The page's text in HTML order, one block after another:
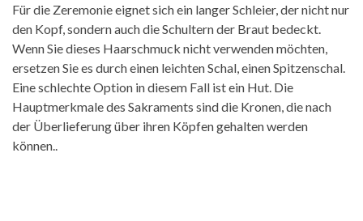
Für die Zeremonie eignet sich ein langer Schleier, der nicht nur
den Kopf, sondern auch die Schultern der Braut bedeckt.
Wenn Sie dieses Haarschmuck nicht verwenden möchten,
ersetzen Sie es durch einen leichten Schal, einen Spitzenschal.
Eine schlechte Option in diesem Fall ist ein Hut. Die
Hauptmerkmale des Sakraments sind die Kronen, die nach
der Überlieferung über ihren Köpfen gehalten werden
können..